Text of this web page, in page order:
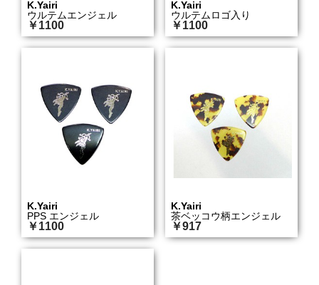
K.Yairi
ウルテムエンジェル
￥1100
K.Yairi
ウルテムロゴ入り
￥1100
K.Yairi
PPS エンジェル
￥1100
K.Yairi
茶ベッコウ柄エンジェル
￥917